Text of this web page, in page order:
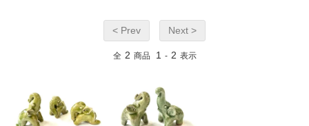
< Prev Next >
全 2 商品 1 - 2 表示